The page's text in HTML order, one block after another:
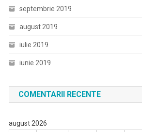
septembrie 2019
august 2019
iulie 2019
iunie 2019
COMENTARII RECENTE
august 2026